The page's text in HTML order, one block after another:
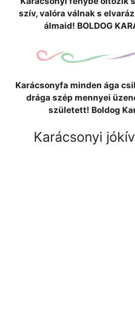
szív, valóra válnak s
álmaid! BOLDOG
Karácsonyfa minden ága
drága szép mennyei
született! Boldog
Karácsonyi